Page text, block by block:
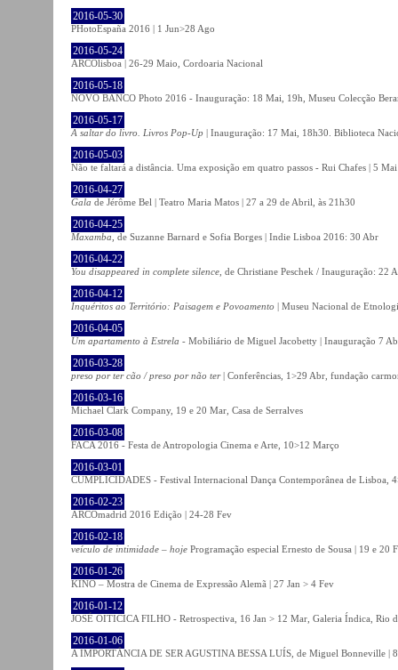
2016-05-30
PHotoEspaña 2016 | 1 Jun>28 Ago
2016-05-24
ARCOlisboa | 26-29 Maio, Cordoaria Nacional
2016-05-18
NOVO BANCO Photo 2016 - Inauguração: 18 Mai, 19h, Museu Colecção
2016-05-17
A saltar do livro. Livros Pop-Up | Inauguração: 17 Mai, 18h30. Biblioteca
2016-05-03
Não te faltará a distância. Uma exposição em quatro passos - Rui Chafes | 5
2016-04-27
Gala de Jérôme Bel | Teatro Maria Matos | 27 a 29 de Abril, às 21h30
2016-04-25
Maxamba , de Suzanne Barnard e Sofia Borges | Indie Lisboa 2016: 30 Abr
2016-04-22
You disappeared in complete silence , de Christiane Peschek / Inauguração: 22
2016-04-12
Inquéritos ao Território: Paisagem e Povoamento | Museu Nacional de
2016-04-05
Um apartamento à Estrela - Mobiliário de Miguel Jacobetty | Inauguração 7
2016-03-28
preso por ter cão / preso por não ter| Conferências, 1>29 Abr, fundação
2016-03-16
Michael Clark Company, 19 e 20 Mar, Casa de Serralves
2016-03-08
FACA 2016 - Festa de Antropologia Cinema e Arte, 10>12 Março
2016-03-01
CUMPLICIDADES - Festival Internacional Dança Contemporânea de Lisboa,
2016-02-23
ARCOmadrid 2016 Edição | 24-28 Fev
2016-02-18
veículo de intimidade – hoje Programação especial Ernesto de Sousa | 19 e 20
2016-01-26
KINO – Mostra de Cinema de Expressão Alemã | 27 Jan > 4 Fev
2016-01-12
JOSÉ OITICICA FILHO - Retrospectiva, 16 Jan > 12 Mar, Galeria Índica, Rio
2016-01-06
A IMPORTÂNCIA DE SER AGUSTINA BESSA LUÍS, de Miguel Bonneville |